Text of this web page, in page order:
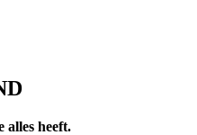
alles heeft.